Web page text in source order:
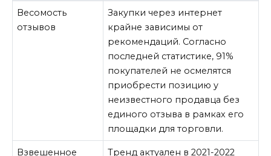
Весомость
отзывов
Закупки через интернет
крайне зависимы от
рекомендаций. Согласно
последней статистике, 91%
покупателей не осмелятся
приобрести позицию у
неизвестного продавца без
единого отзыва в рамках его
площадки для торговли.
Взвешенное
Тренд актуален в 2021-2022